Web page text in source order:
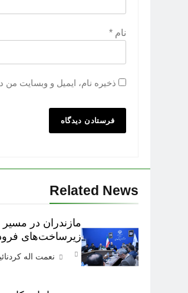
نام *
ذخیره نام، ایمیل و وبسایت من
Related News
مازندران در مسیر
زیرساخت‌های
نعمت اله